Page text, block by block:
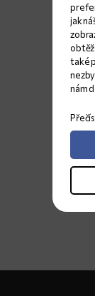
jak
také
nám